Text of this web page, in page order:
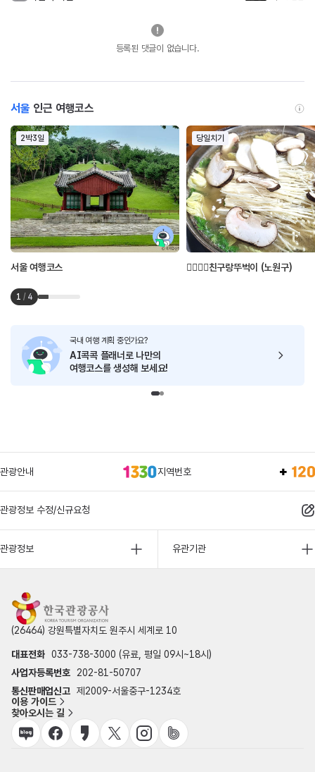
등록된 댓글이 없습니다.
서울 인근 여행코스
2박3일
서울 여행코스
당일치기
👩‍❤️‍💋‍👩친구랑뚜벅이 (노원구)
1 / 4
국내 여행 계획 중인가요?
AI콕콕 플래너로 나만의
여행코스를 생성해 보세요!
관광안내 지역번호
관광정보 수정/신규요청
관광정보 유관기관
(26464) 강원특별자치도 원주시 세계로 10
대표전화 033-738-3000 (유료, 평일 09시~18시)
사업자등록번호
202-81-50707
통신판매업신고 제2009-서울중구-1234호
이용 가이드
찾아오시는 길